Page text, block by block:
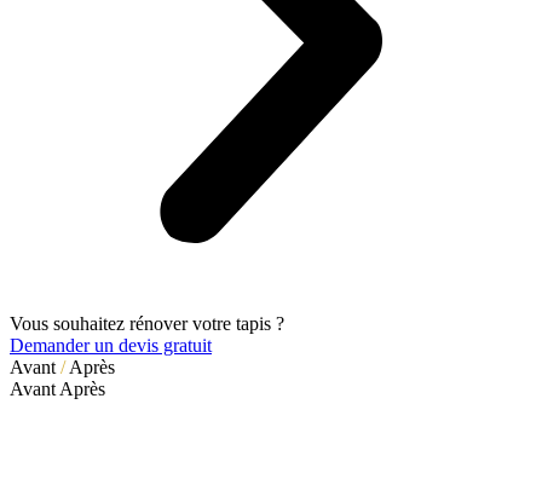
Vous souhaitez rénover votre tapis ?
Demander un devis gratuit
Avant /Après
Avant Après